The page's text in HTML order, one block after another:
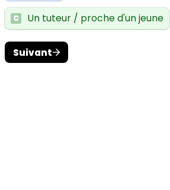
C Un tuteur / proche d'un jeune
Suivant